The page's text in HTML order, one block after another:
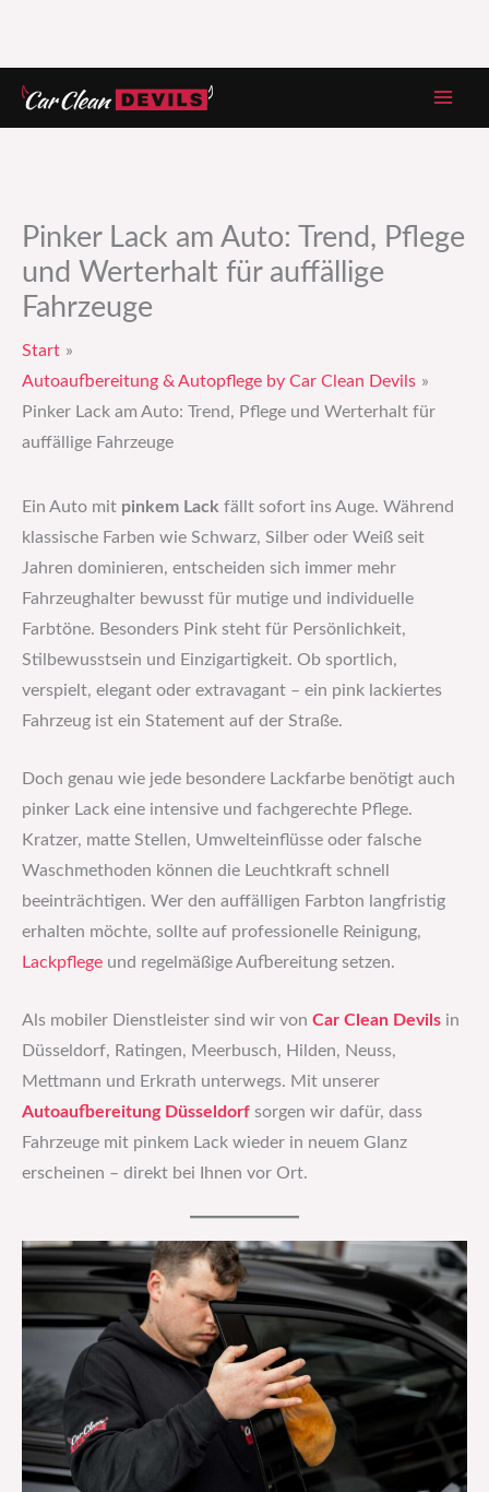
Zum
Inhalt
Pinker Lack am Auto: Trend, Pflege
und Werterhalt für auffällige
Fahrzeuge
Start
Autoaufbereitung & Autopflege by Car Clean Devils
Pinker Lack am Auto: Trend, Pflege und Werterhalt für
auffällige Fahrzeuge
Ein Auto mit pinkem Lack fällt sofort ins Auge. Während
klassische Farben wie Schwarz, Silber oder Weiß seit
Jahren dominieren, entscheiden sich immer mehr
Fahrzeughalter bewusst für mutige und individuelle
Farbtöne. Besonders Pink steht für Persönlichkeit,
Stilbewusstsein und Einzigartigkeit. Ob sportlich,
verspielt, elegant oder extravagant – ein pink lackiertes
Fahrzeug ist ein Statement auf der Straße.
Doch genau wie jede besondere Lackfarbe benötigt auch
pinker Lack eine intensive und fachgerechte Pflege.
Kratzer, matte Stellen, Umwelteinflüsse oder falsche
Waschmethoden können die Leuchtkraft schnell
beeinträchtigen. Wer den auffälligen Farbton langfristig
erhalten möchte, sollte auf professionelle Reinigung,
Lackpflege und regelmäßige Aufbereitung setzen.
Als mobiler Dienstleister sind wir von Car Clean Devils in
Düsseldorf, Ratingen, Meerbusch, Hilden, Neuss,
Mettmann und Erkrath unterwegs. Mit unserer
Autoaufbereitung Düsseldorf sorgen wir dafür, dass
Fahrzeuge mit pinkem Lack wieder in neuem Glanz
erscheinen – direkt bei Ihnen vor Ort.